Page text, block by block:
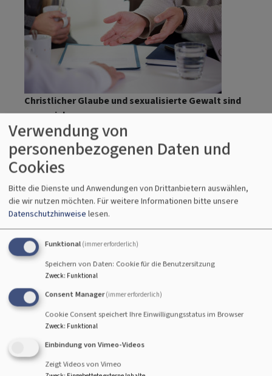
Christlicher Glaube und sexualisierte Gewalt sind
unvereinbar
Sexualisierte Gewalt – sexueller Missbrauch von
Kindern und Jugendlichen, sexuelle Belästigung und
Grenzüberschreitungen kommen vor – leider auch in
der Kirche. Mit dem christlichen Glauben ist das
unvereinbar. Es widerspricht all dem, wofür wir als
Kirche stehen. Nach christlichem Verständnis besitzt
jeder Mensch die gleiche Würde, egal welches
Geschlecht, welches Alter, welche Hautfarbe oder
welch körperliche oder psychische Verfassung er hat.
Menschen im Glauben und Leben zu stärken,
Gemeinschaft und Vertrauen zu ermöglichen, das ist
unser Ziel. Sexuelle Belästigung, Grenzverletzungen
oder sexualisierte Gewalt sind dagegen
entwürdigend. Sie sind Ausdruck von
Selbstüberhöhung und Machtmissbrauch – sie
verursachen Angst, Leid und Zerstörung.
Verwendung von
personenbezogenen Daten und
Cookies
Bitte die Dienste und Anwendungen von Drittanbietern auswählen,
die wir nutzen möchten. Für weitere Informationen bitte unsere
Datenschutzhinweise lesen.
Funktional (immer erforderlich)
Speichern von Daten: Cookie für die Benutzersitzung
Zweck: Funktional
Consent Manager (immer erforderlich)
Cookie Consent speichert Ihre Einwilligungsstatus im Browser
Zweck: Funktional
Einbindung von Vimeo-Videos
Zeigt Videos von Vimeo